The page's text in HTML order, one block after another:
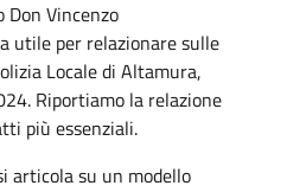
Don Vincenzo
utile per relazionare sulle
Locale di Altamura,
Riportiamo la relazione
più essenziali.
articola su un modello